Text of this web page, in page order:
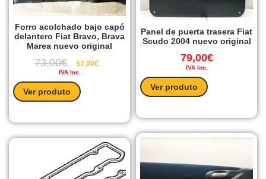
Forro acolchado bajo capó
delantero Fiat Bravo, Brava
Marea nuevo original
73,00€ 57,00€
IVA Inc.
Ver produto
Panel de puerta trasera Fiat
Scudo 2004 nuevo original
79,00€
IVA Inc.
Ver produto